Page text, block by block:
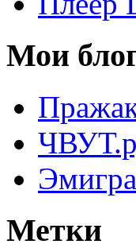
Мои
Метки